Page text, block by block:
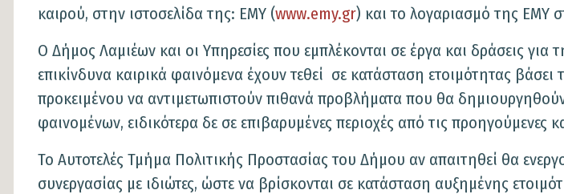
καιρού, στην ιστοσελίδα της: ΕΜΥ (www.emy.gr) και το λογαριασμό της ΕΜΥ
Ο Δήμος Λαμιέων και οι Υπηρεσίες που εμπλέκονται σε έργα και δράσεις για
επικίνδυνα καιρικά φαινόμενα έχουν τεθεί σε κατάσταση ετοιμότητας βάσει
προκειμένου να αντιμετωπιστούν πιθανά προβλήματα που θα
φαινομένων, ειδικότερα δε σε επιβαρυμένες περιοχές από τις προηγούμενες
Το Αυτοτελές Τμήμα Πολιτικής Προστασίας του Δήμου αν απαιτηθεί θα
συνεργασίας με ιδιώτες, ώστε να βρίσκονται σε κατάσταση αυξημένης